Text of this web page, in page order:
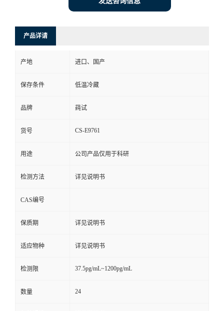
产品详请
产地 进口、国产
保存条件 低温冷藏
品牌 莼试
货号 CS-E9761
用途 公司产品仅用于科研
检测方法 详见说明书
CAS编号
保质期 详见说明书
适应物种 详见说明书
检测限 37.5pg/mL~1200pg/mL
数量 24